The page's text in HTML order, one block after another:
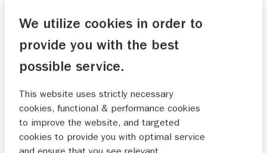
Selecteer een voorkeursdatum en -tijdstip en laat je
gegevens achter. Wij nemen vervolgens binnen één
werkdag telefonisch contact met je op om jouw
afspraak in te plannen.
VOORKEURSDATUM
We utilize cookies in order to
provide you with the best
possible service.
This website uses strictly necessary
cookies, functional & performance cookies
to improve the website, and targeted
cookies to provide you with optimal service